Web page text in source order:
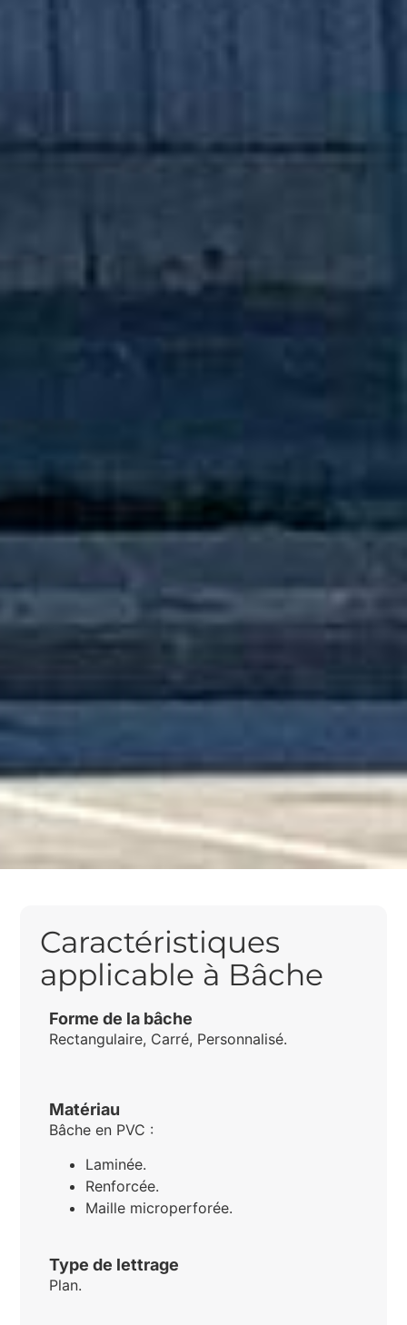
Caractéristiques
applicable à Bâche
Forme de la bâche
Rectangulaire, Carré, Personnalisé.
Matériau
Bâche en PVC :
Laminée.
Renforcée.
Maille microperforée.
Type de lettrage
Plan.